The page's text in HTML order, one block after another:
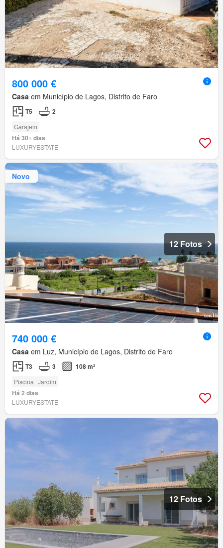
800 000 €
Casa em Município de Lagos, Distrito de Faro
T5 2
Garajem
Há 30+ dias
LUXURYESTATE
Novo
12 Fotos
740 000 €
Casa em Luz, Município de Lagos, Distrito de Faro
T3 3 108 m²
Piscina Jardim
Há 2 dias
LUXURYESTATE
12 Fotos